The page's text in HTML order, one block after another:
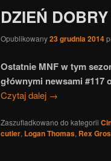
DZIEŃ
Opublikowany23 grudnia 2014
Ostatnie MNF w tym
głównymi newsami #117
Czytaj dalej →
Zaszufladkowano do kategorii
cutler, Logan Thomas, Rex